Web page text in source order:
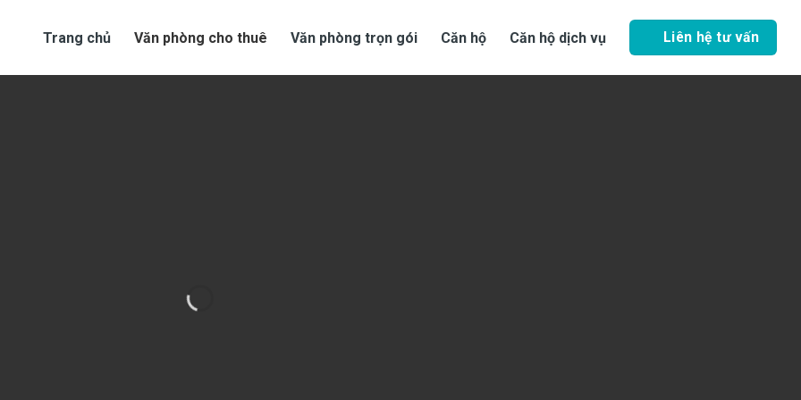
Trang chủ Văn phòng cho thuê Văn phòng trọn gói Căn hộ Căn hộ dịch vụ Liên hệ tư vấn